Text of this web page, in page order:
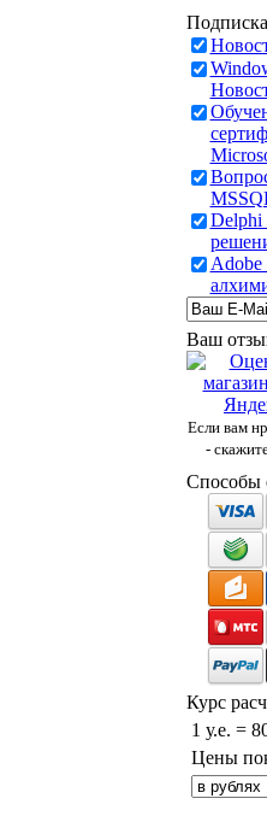
Delphi
Adobe
Ваш
Если вам
-
Способы
Курс
1 у.е. =
Цены